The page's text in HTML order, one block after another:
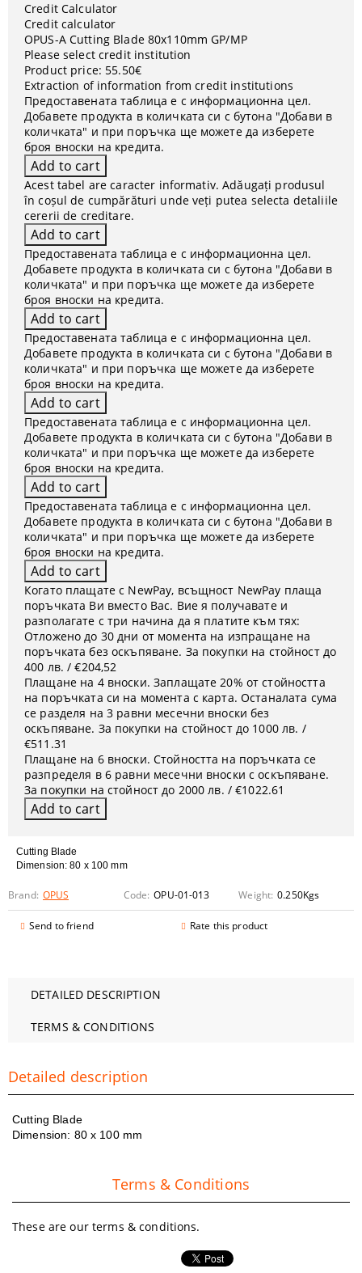
Cutting Blade
Dimension: 80 x 100 mm
Brand: OPUS Code: OPU-01-013 Weight: 0.250Kgs
Send to friend Rate this product
Credit Calculator
Credit calculator
OPUS-А Cutting Blade 80x110mm GP/MP
Please select credit institution
Product price: 55.50€
Extraction of information from credit institutions
Предоставената таблица е с информационна цел.
Добавете продукта в количката си с бутона "Добави в
количката" и при поръчка ще можете да изберете
броя вноски на кредита.
Acest tabel are caracter informativ. Adăugați produsul
în coșul de cumpărături unde veți putea selecta detaliile
cererii de creditare.
Предоставената таблица е с информационна цел.
Добавете продукта в количката си с бутона "Добави в
количката" и при поръчка ще можете да изберете
броя вноски на кредита.
Предоставената таблица е с информационна цел.
Добавете продукта в количката си с бутона "Добави в
количката" и при поръчка ще можете да изберете
броя вноски на кредита.
Предоставената таблица е с информационна цел.
Добавете продукта в количката си с бутона "Добави в
количката" и при поръчка ще можете да изберете
броя вноски на кредита.
Предоставената таблица е с информационна цел.
Добавете продукта в количката си с бутона "Добави в
количката" и при поръчка ще можете да изберете
броя вноски на кредита.
Когато плащате с NewPay, всъщност NewPay плаща
поръчката Ви вместо Вас. Вие я получавате и
разполагате с три начина да я платите към тях:
Отложено до 30 дни от момента на изпращане на
поръчката без оскъпяване. За покупки на стойност до
400 лв. / €204,52
Плащане на 4 вноски. Заплащате 20% от стойността
на поръчката си на момента с карта. Останалата сума
се разделя на 3 равни месечни вноски без
оскъпяване. За покупки на стойност до 1000 лв. /
€511.31
Плащане на 6 вноски. Стойността на поръчката се
разпределя в 6 равни месечни вноски с оскъпяване.
За покупки на стойност до 2000 лв. / €1022.61
DETAILED DESCRIPTION
TERMS & CONDITIONS
Detailed description
Cutting Blade
Dimension: 80 x 100 mm
Terms & Conditions
These are our terms & conditions.